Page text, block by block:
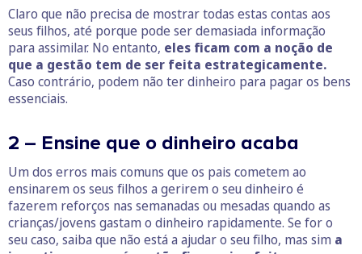
Claro que não precisa de mostrar todas estas contas aos
seus filhos, até porque pode ser demasiada informação
para assimilar. No entanto, eles ficam com a noção de
que a gestão tem de ser feita estrategicamente.
Caso contrário, podem não ter dinheiro para pagar os bens
essenciais.
2 – Ensine que o dinheiro acaba
Um dos erros mais comuns que os pais cometem ao
ensinarem os seus filhos a gerirem o seu dinheiro é
fazerem reforços nas semanadas ou mesadas quando as
crianças/jovens gastam o dinheiro rapidamente. Se for o
seu caso, saiba que não está a ajudar o seu filho, mas sim a